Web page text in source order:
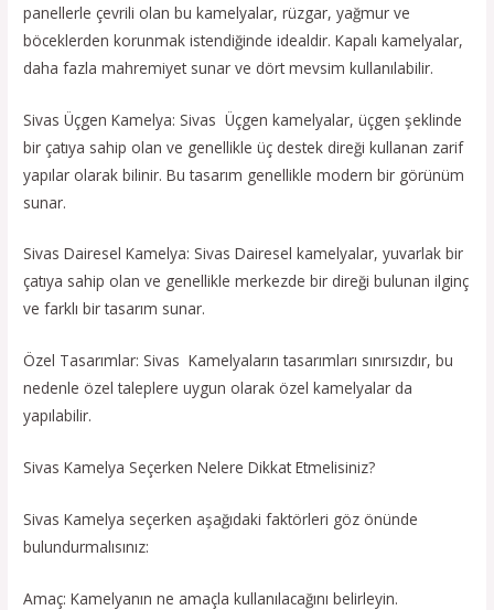
panellerle çevrili olan bu kamelyalar, rüzgar, yağmur ve
böceklerden korunmak istendiğinde idealdir. Kapalı kamelyalar,
daha fazla mahremiyet sunar ve dört mevsim kullanılabilir.
Sivas Üçgen Kamelya: Sivas Üçgen kamelyalar, üçgen şeklinde
bir çatıya sahip olan ve genellikle üç destek direği kullanan zarif
yapılar olarak bilinir. Bu tasarım genellikle modern bir görünüm
sunar.
Sivas Dairesel Kamelya: Sivas Dairesel kamelyalar, yuvarlak bir
çatıya sahip olan ve genellikle merkezde bir direği bulunan ilginç
ve farklı bir tasarım sunar.
Özel Tasarımlar: Sivas Kamelyaların tasarımları sınırsızdır, bu
nedenle özel taleplere uygun olarak özel kamelyalar da
yapılabilir.
Sivas Kamelya Seçerken Nelere Dikkat Etmelisiniz?
Sivas Kamelya seçerken aşağıdaki faktörleri göz önünde
bulundurmalısınız:
Amaç: Kamelyanın ne amaçla kullanılacağını belirleyin.